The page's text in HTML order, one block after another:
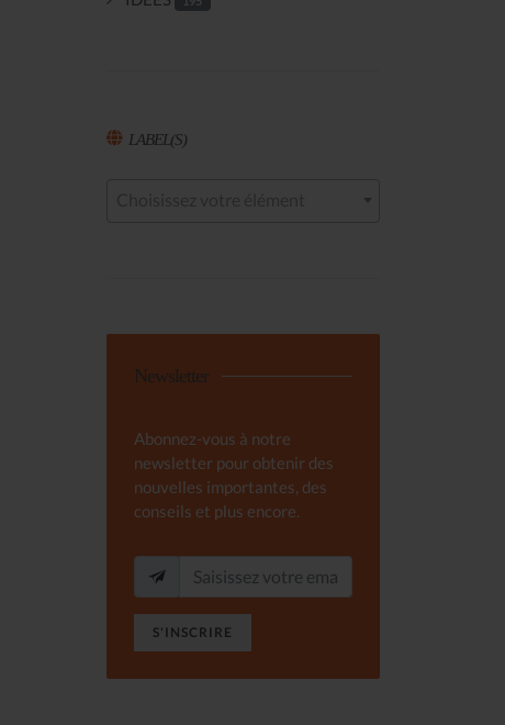
LABEL(S)
Newsletter
Abonnez-vous à notre
newsletter pour obtenir des
nouvelles importantes, des
conseils et plus encore.
S'INSCRIRE